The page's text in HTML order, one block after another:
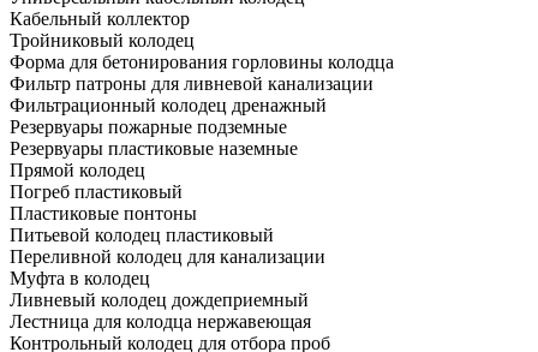
Кабельный коллектор
Тройниковый колодец
Форма для бетонирования горловины колодца
Фильтр патроны для ливневой канализации
Фильтрационный колодец дренажный
Резервуары пожарные подземные
Резервуары пластиковые наземные
Прямой колодец
Погреб пластиковый
Пластиковые понтоны
Питьевой колодец пластиковый
Переливной колодец для канализации
Муфта в колодец
Ливневый колодец дождеприемный
Лестница для колодца нержавеющая
Контрольный колодец для отбора проб